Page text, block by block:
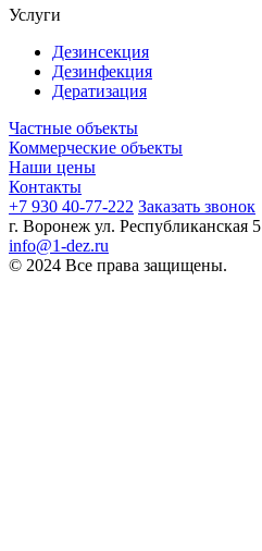
Услуги
Дезинсекция
Дезинфекция
Дератизация
Частные объекты
Коммерческие объекты
Наши цены
Контакты
+7 930 40-77-222 Заказать звонок
г. Воронеж ул. Республиканская 5
info@1-dez.ru
© 2024 Все права защищены.